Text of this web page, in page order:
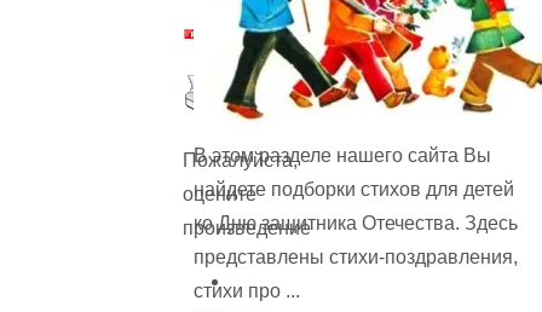
Пожалуйста,
оцените
произведение
В этом разделе нашего сайта Вы
найдете подборки стихов для детей
ко Дню защитника Отечества. Здесь
представлены стихи-поздравления,
стихи про ...